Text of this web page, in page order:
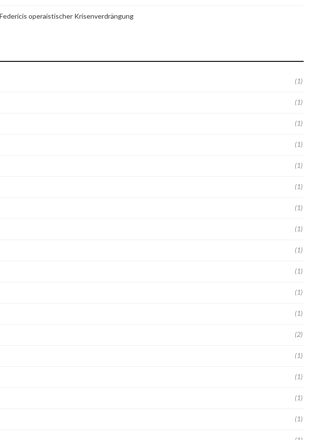
operaistischer Krisenverdrängung
(1)
(1)
(1)
(1)
(1)
(1)
(1)
(1)
(1)
(1)
(1)
(1)
(2)
(1)
(1)
(1)
(1)